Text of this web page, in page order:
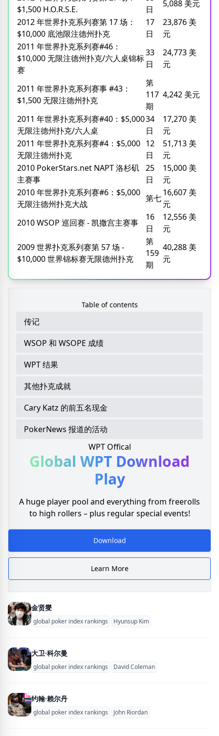
$1,500 H.O.R.S.E.
日
5,088 美元
2012 年世界扑克系列赛第 17 场：
$10,000 底池限注德州扑克
17
日
23,876 美
元
2011 年世界扑克系列赛#46：
$10,000 无限注德州扑克/六人桌锦标
赛
33
日
24,773 美
元
2011 年世界扑克系列赛事 #43：
$1,500 无限注德州扑克
第
117
期
4,242 美元
2011 年世界扑克系列赛#40：$5,000
无限注德州扑克/六人桌
34
日
17,270 美
元
2011 年世界扑克系列赛#4：$5,000
无限注德州扑克
12
日
51,713 美
元
2010 PokerStars.net NAPT 洛杉矶
主赛事
25
日
15,000 美
元
2010 年世界扑克系列赛#6：$5,000
无限注德州扑克大战
第七
16,607 美
元
2010 WSOP 巡回赛 - 凯撒宫主赛事
16
日
12,556 美
元
2009 世界扑克系列赛第 57 场 -
$10,000 世界锦标赛无限德州扑克
第
159
期
40,288 美
元
Table of contents
传记
WSOP 和 WSOPE 成绩
WPT 结果
其他扑克成就
Cary Katz 的前五名现金
PokerNews 报道的活动
WPT Offical
Global WPT Download
Play
A huge player pool and everything from freerolls
to high rollers – plus regular special events!
Download
Learn More
金贤燮
global poker index rankings Hyunsup Kim
大卫·科尔曼
global poker index rankings David Coleman
约翰·赖尔丹
global poker index rankings John Riordan